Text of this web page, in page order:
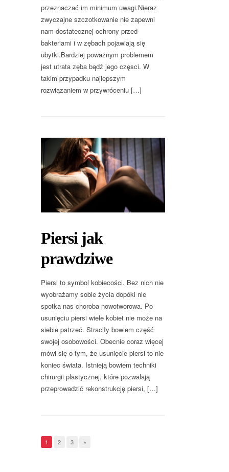
przeznaczać im minimum uwagi.Nieraz
zwyczajne szczotkowanie nie zapewni
nam dostatecznej ochrony przed
bakteriami i w zębach pojawiają się
ubytki.Bardziej poważnym problemem
jest utrata zęba bądź jego częsci. W
takim przypadku najlepszym
rozwiązaniem w przywróceniu […]
Piersi jak
prawdziwe
Piersi to symbol kobiecości. Bez nich nie
wyobrażamy sobie życia dopóki nie
spotka nas choroba nowotworowa. Po
usunięciu piersi wiele kobiet nie może na
siebie patrzeć. Straciły bowiem część
swojej osobowości. Obecnie coraz więcej
mówi się o tym, że usunięcie piersi to nie
koniec świata. Istnieją bowiem techniki
chirurgii plastycznej, które pozwalają
przeprowadzić rekonstrukcję piersi, […]
1 2 3 »